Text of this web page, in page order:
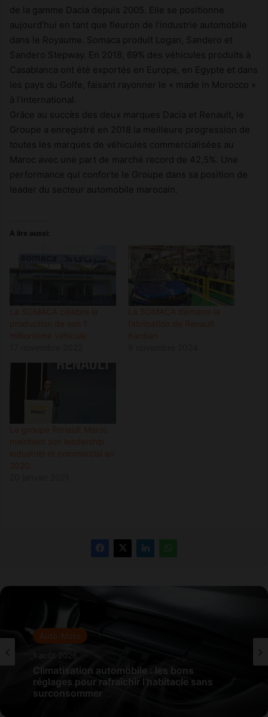
de la gamme Dacia depuis 2005. Elle se positionne
aujourd’hui en tant que fleuron de l’industrie automobile
dans le Royaume. Somaca produit Logan, Sandero et
Sandero Stepway. En 2018, 69% des véhicules produits à
Casablanca ont été exportés en Europe, en Egypte et dans
les pays du Golfe, faisant rayonner le « made in Morocco »
à l’international.
Grâce au succès des deux marques Dacia et Renault, le
Groupe a enregistré en 2018 la meilleure progression de
toutes les marques de véhicules commercialisées au
Maroc avec une part de marché record de 42,5%. Une
performance qui conforte le Groupe dans sa position de
leader du secteur automobile marocain.
A lire aussi:
La SOMACA célèbre la
production de son 1
millionième véhicule
La SOMACA démarre la
fabrication de Renault
Kardian
Le groupe Renault Maroc
maintient son leadership
industriel et commercial en
2020
Auto-Moto
1 août 2026
Climatisation automobile : les bons
réglages pour rafraîchir l’habitacle sans
surconsommer